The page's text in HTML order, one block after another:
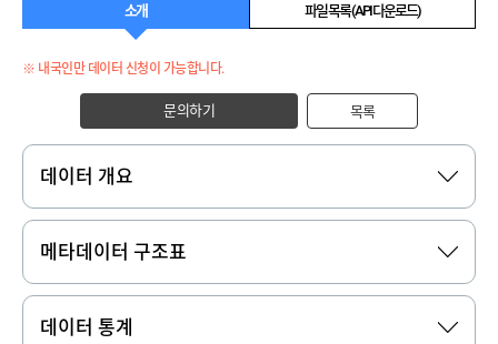
소개 파일 목록 (API 다운로드)
※ 내국인만 데이터 신청이 가능합니다.
문의하기 목록
데이터 개요
메타데이터 구조표
데이터 통계